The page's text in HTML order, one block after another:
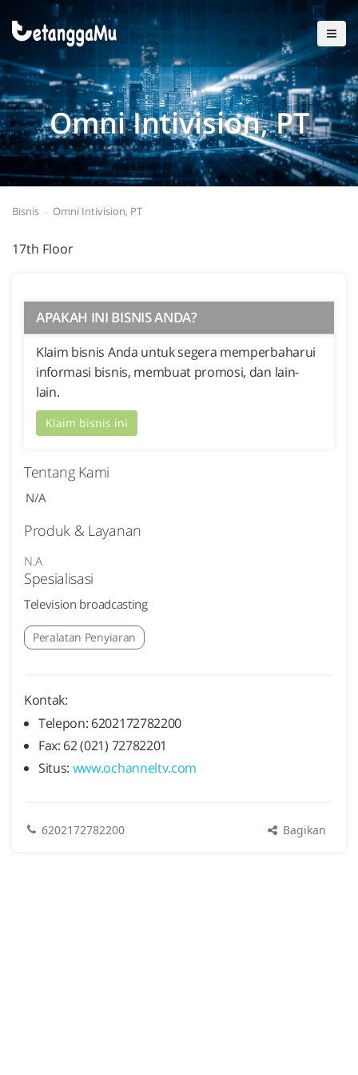
Omni Intivision, PT
Bisnis Omni Intivision, PT
17th Floor
APAKAH INI BISNIS ANDA?
Klaim bisnis Anda untuk segera memperbaharui
informasi bisnis, membuat promosi, dan lain-
lain.
Klaim bisnis ini
Tentang Kami
N/A
Produk & Layanan
N.A
Spesialisasi
Television broadcasting
Peralatan Penyiaran
Kontak:
Telepon: 6202172782200
Fax: 62 (021) 72782201
Situs: www.ochanneltv.com
6202172782200 Bagikan